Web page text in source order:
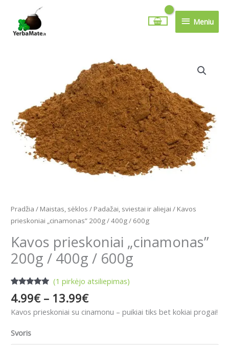
turinio
Meniu
Meniu
Pradžia / Maistas, sėklos / Padažai, sviestai ir aliejai / Kavos
prieskoniai „cinamonas” 200g / 400g / 600g
Kavos prieskoniai „cinamonas”
200g / 400g / 600g
5.00iš 5
įvertinimų:)
(1 pirkėjo atsiliepimas)
4.99€ – 13.99€
Price
range:
4.99€
through
13.99€
Kavos prieskoniai su cinamonu – puikiai tiks bet kokiai progai!
Svoris
"cinamonas"
200g
400g